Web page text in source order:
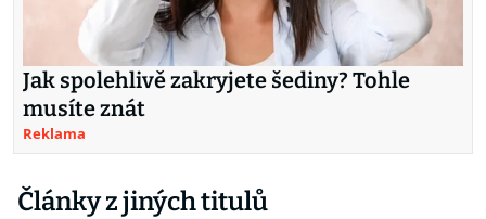
Jak spolehlivě zakryjete šediny? Tohle
musíte znát
Reklama
Články z jiných titulů